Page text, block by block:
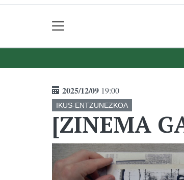
2025/12/09 19:00
IKUS-ENTZUNEZKOA
[ZINEMA